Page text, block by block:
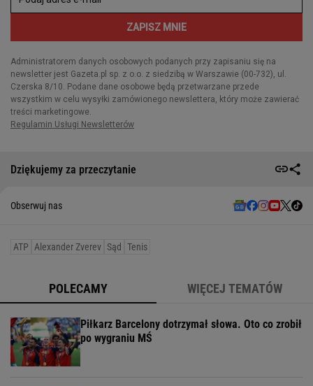
Dziękujemy za przeczytanie
Obserwuj nas
ATP Alexander Zverev Sąd Tenis
POLECAMY WIĘCEJ TEMATÓW
Piłkarz Barcelony dotrzymał słowa. Oto co zrobił
po wygraniu MŚ